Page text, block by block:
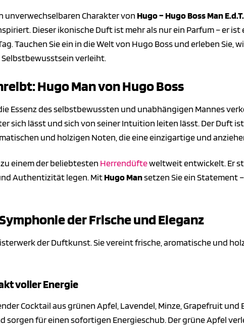
unverwechselbaren Charakter vonHugo – Hugo Boss Man
Dieser ikonische Duft ist mehr als nur ein Parfum – er
Tauchen Sie ein in die Welt von Hugo Boss und erleben Sie,
verleiht.
Hugo Man von Hugo Boss
Essenz des selbstbewussten und unabhängigen Mannes
sich lässt und sich von seiner Intuition leiten lässt. Der Duft
und holzigen Noten, die eine einzigartige und
zu einem der beliebtesten Herrendüfteweltweit entwickelt. Er
Authentizität legen. MitHugo Mansetzen Sie ein Statement
der Frische und Eleganz
der Duftkunst. Sie vereint frische, aromatische und
voller Energie
Cocktail aus grünen Apfel, Lavendel, Minze, Grapefruit und
sorgen für einen sofortigen Energieschub. Der grüne Apfel